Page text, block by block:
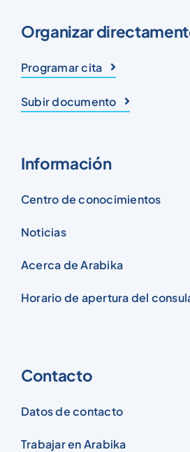
Organizar
Programar cita
Subir documento
Información
Centro de conocimientos
Noticias
Acerca de Arabika
Horario de apertura del
Contacto
Datos de contacto
Trabajar en Arabika